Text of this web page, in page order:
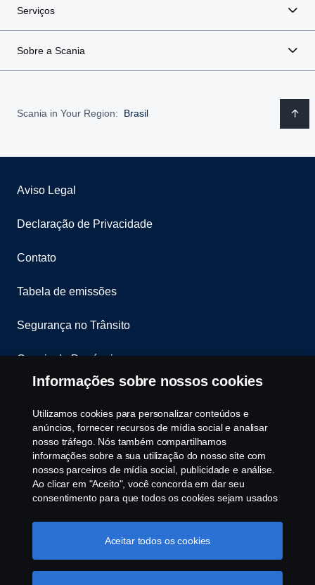
Serviços
Sobre a Scania
Scania in Your Region: Brasil
Aviso Legal
Declaração de Privacidade
Contato
Tabela de emissões
Segurança no Trânsito
Canais de Denúncia
Programa de Rotulagem Veicular
Política de Cookies
Configurações de cookies
Informações sobre nossos cookies
Utilizamos cookies para personalizar conteúdos e
anúncios, fornecer recursos de mídia social e analisar
nosso tráfego. Nós também compartilhamos
informações sobre a sua utilização do nosso site com
nossos parceiros de mídia social, publicidade e análise.
Ao clicar em "Aceito", você concorda em dar seu
consentimento para que todos os cookies sejam usados
gerenciar a utilização dos cookies clicando em
"Configurações de cookies" e selecionando as
Aceitar todos os cookies